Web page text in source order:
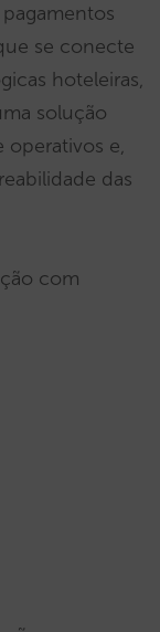
se conecte
hoteleiras,
solução
operativos e,
das
com